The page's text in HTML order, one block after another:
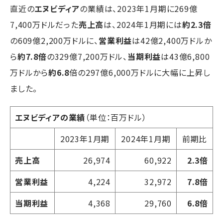
直近のエヌビディアの業績は、2023年1月期に269億
7,400万ドルだった売上高は、2024年1月期には約2.3倍
の609億2,200万ドルに、 営業利益は42億2,400万ドルか
ら約7.8倍の329億7,200万ドル、 当期利益は43億6,800
万ドルから約6.8倍の297億6,000万ドルに大幅に上昇し
ました。
エヌビディアの業績 （単位：百万ドル）
2023年1月期
2024年1月期
前期比
売上高
26,974 60,922
2.3倍
営業利益
4,224 32,972
7.8倍
当期利益
4,368 29,760
6.8倍